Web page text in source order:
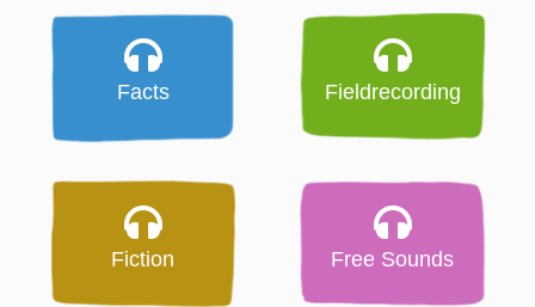
Facts Fieldrecording
Fiction Free Sounds